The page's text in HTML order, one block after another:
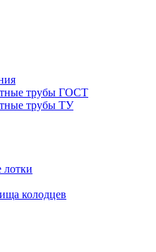
трубы ГОСТ
трубы ТУ
лотки
колодцев